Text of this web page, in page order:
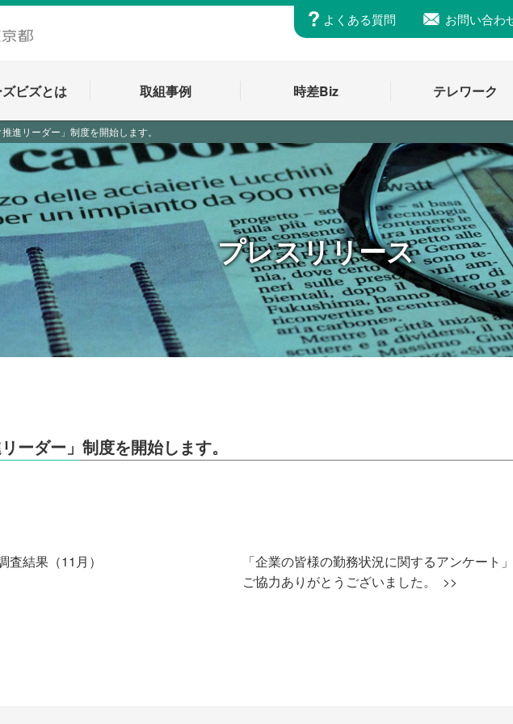
よくある質問 お問い合わ
ビズとは 取組事例 時差Biz テレワーク
推進リーダー」制度を開始します。
プレスリリース
ーダー」制度を開始します。
査結果（11月）
「企業の皆様の勤務状況に関するアンケート
ご協力ありがとうございました。